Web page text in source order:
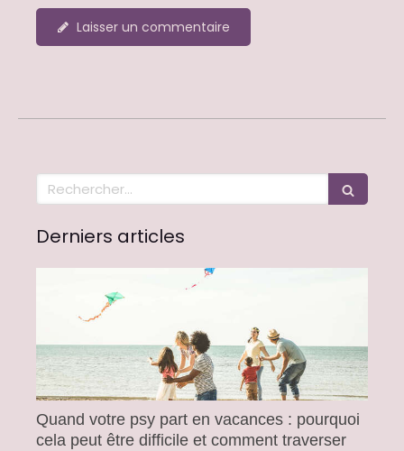
Laisser un commentaire
Rechercher
Derniers articles
Quand votre psy part en vacances : pourquoi
cela peut être difficile et comment traverser